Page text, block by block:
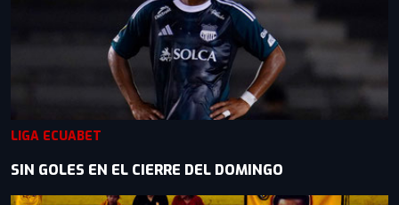
LIGA ECUABET
SIN GOLES EN EL CIERRE DEL DOMINGO